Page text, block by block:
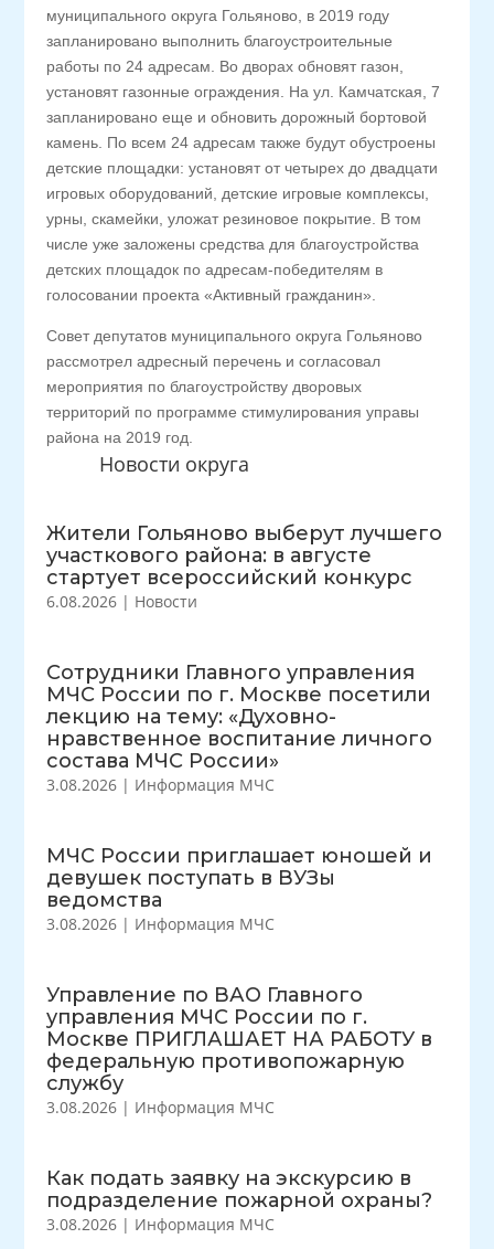
Новости округа
Жители Гольяново выберут лучшего
участкового района: в августе
стартует всероссийский конкурс
6.08.2026 | Новости
Сотрудники Главного управления
МЧС России по г. Москве посетили
лекцию на тему: «Духовно-
нравственное воспитание личного
состава МЧС России»
3.08.2026 | Информация МЧС
МЧС России приглашает юношей и
девушек поступать в ВУЗы
ведомства
3.08.2026 | Информация МЧС
Управление по ВАО Главного
управления МЧС России по г.
Москве ПРИГЛАШАЕТ НА РАБОТУ в
федеральную противопожарную
службу
3.08.2026 | Информация МЧС
Как подать заявку на экскурсию в
подразделение пожарной охраны?
3.08.2026 | Информация МЧС
муниципального округа Гольяново, в 2019 году
запланировано выполнить благоустроительные
работы по 24 адресам. Во дворах обновят газон,
установят газонные ограждения. На ул. Камчатская, 7
запланировано еще и обновить дорожный бортовой
камень. По всем 24 адресам также будут обустроены
детские площадки: установят от четырех до двадцати
игровых оборудований, детские игровые комплексы,
урны, скамейки, уложат резиновое покрытие. В том
числе уже заложены средства для благоустройства
детских площадок по адресам-победителям в
голосовании проекта «Активный гражданин».
Совет депутатов муниципального округа Гольяново
рассмотрел адресный перечень и согласовал
мероприятия по благоустройству дворовых
территорий по программе стимулирования управы
района на 2019 год.